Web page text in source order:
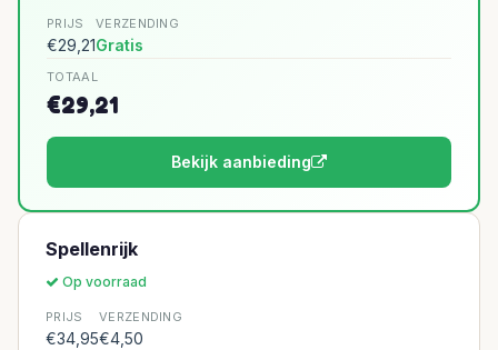
PRIJS
€29,21
VERZENDING
Gratis
TOTAAL
€29,21
Bekijk aanbieding
Spellenrijk
Op voorraad
PRIJS
€34,95
VERZENDING
€4,50